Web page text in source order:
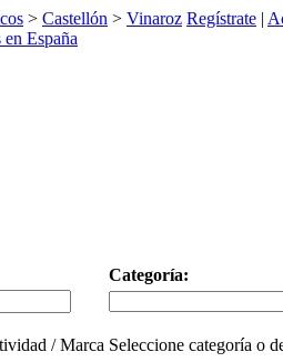
> Castellón > Vinaroz Regístrate |
Categoría:
/ Marca Seleccione categoría o